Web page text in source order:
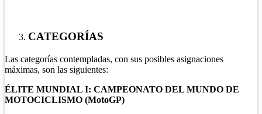
CATEGORÍAS
Las categorías contempladas, con sus posibles asignaciones
máximas, son las siguientes:
ÉLITE MUNDIAL I: CAMPEONATO DEL MUNDO DE
MOTOCICLISMO (MotoGP)